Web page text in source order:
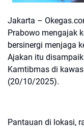
Jakarta –
Prabowo mengajak
bersinergi menjaga
Ajakan itu
Kamtibmas di
(20/10/2025).
Pantauan di lokasi,